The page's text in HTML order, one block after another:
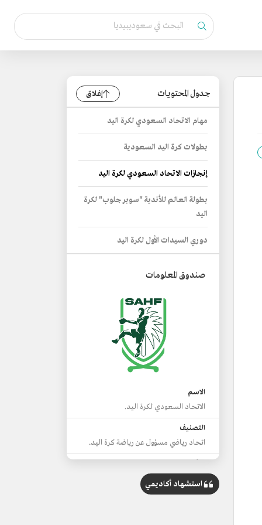
جدول المحتويات إغلاق
مهام الاتحاد السعودي لكرة اليد
بطولات كرة اليد السعودية
إنجازات الاتحاد السعودي لكرة اليد
بطولة العالم للأندية "سوبر جلوب" لكرة
اليد
دوري السيدات الأول لكرة اليد
صندوق المعلومات
الاسم
الاتحاد السعودي لكرة اليد.
التصنيف
اتحاد رياضي مسؤول عن رياضة كرة اليد.
1975م.
استشهاد أكاديمي